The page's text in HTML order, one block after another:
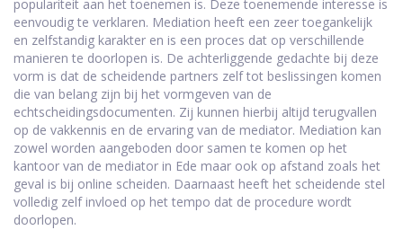
populariteit aan het toenemen is. Deze toenemende interesse is
eenvoudig te verklaren. Mediation heeft een zeer toegankelijk
en zelfstandig karakter en is een proces dat op verschillende
manieren te doorlopen is. De achterliggende gedachte bij deze
vorm is dat de scheidende partners zelf tot beslissingen komen
die van belang zijn bij het vormgeven van de
echtscheidingsdocumenten. Zij kunnen hierbij altijd terugvallen
op de vakkennis en de ervaring van de mediator. Mediation kan
zowel worden aangeboden door samen te komen op het
kantoor van de mediator in Ede maar ook op afstand zoals het
geval is bij online scheiden. Daarnaast heeft het scheidende stel
volledig zelf invloed op het tempo dat de procedure wordt
doorlopen.